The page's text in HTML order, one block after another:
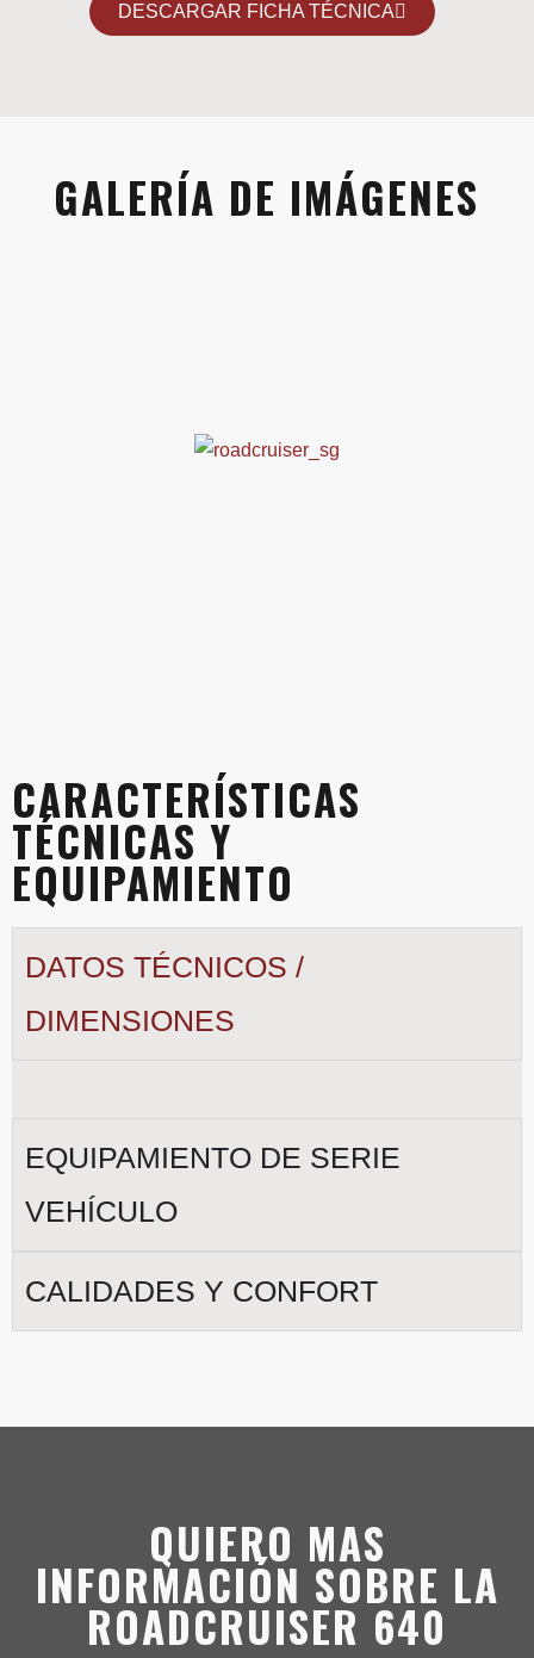
DESCARGAR FICHA TÉCNICA
GALERÍA DE IMÁGENES
CARACTERÍSTICAS
TÉCNICAS Y
EQUIPAMIENTO
DATOS TÉCNICOS /
DIMENSIONES
EQUIPAMIENTO DE SERIE
VEHÍCULO
CALIDADES Y CONFORT
QUIERO MAS
INFORMACIÓN SOBRE LA
ROADCRUISER 640